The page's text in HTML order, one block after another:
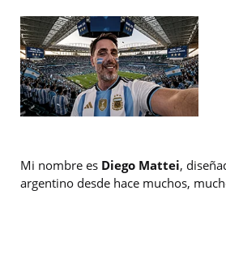
Mi nombre es Diego Mattei,
argentino desde hace muchos,